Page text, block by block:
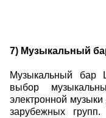
7) Музыкальный
Музыкальный бар
выбор
электронной
зарубежных